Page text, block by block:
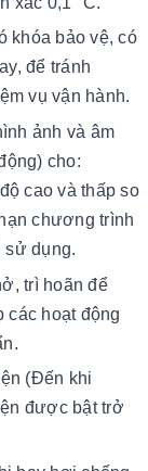
khóa bảo vệ, có
để tránh
vụ vận hành.
ảnh và âm
cho:
cao và thấp so
chương trình
dụng.
trì hoãn để
các hoạt động
(Đến khi
được bật trở